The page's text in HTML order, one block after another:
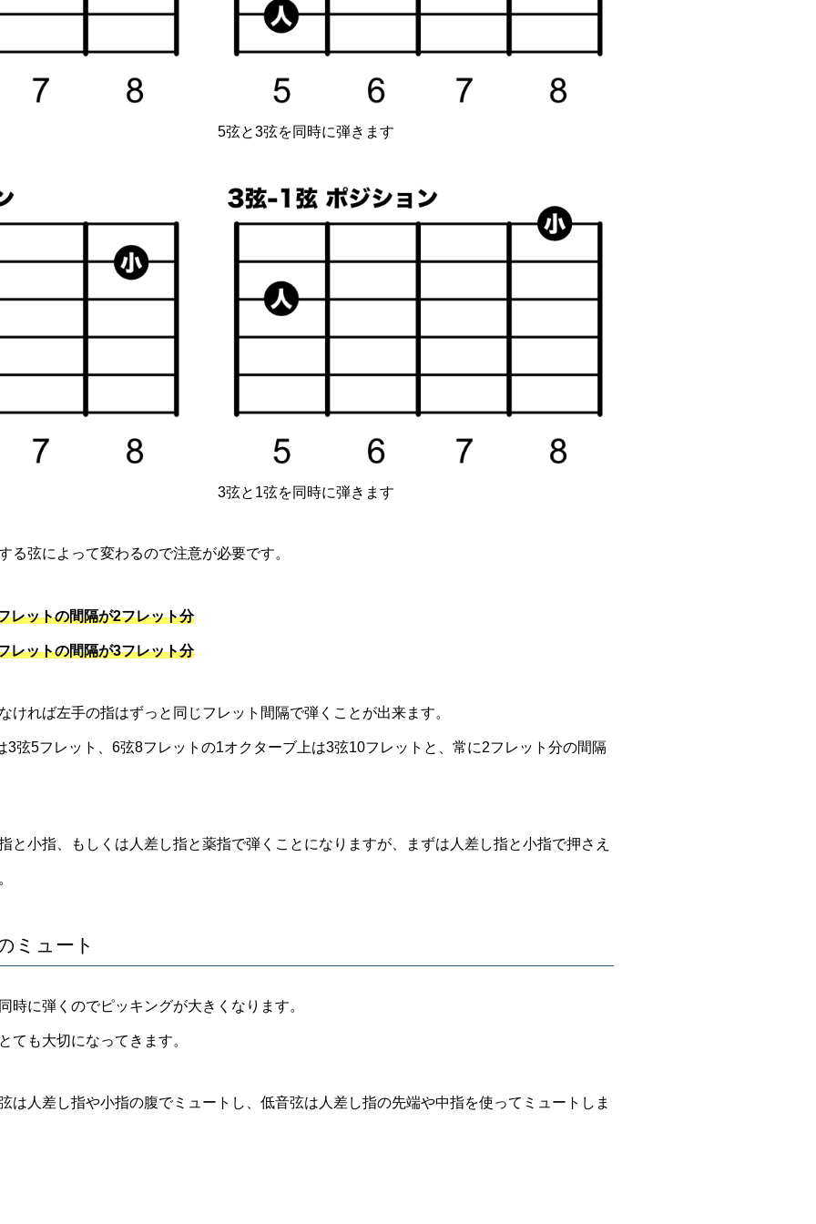
5弦と3弦を同時に弾きます
3弦と1弦を同時に弾きます
る弦によって変わるので注意が必要です。
レットの間隔が2フレット分
レットの間隔が3フレット分
ければ左手の指はずっと同じフレット間隔で弾くことが出来ます。
3弦5フレット、6弦8フレットの1オクターブ上は3弦10フレットと、常に2フレット分の間隔
と小指、もしくは人差し指と薬指で弾くことになりますが、まずは人差し指と小指で押さえ
ミュート
時に弾くのでピッキングが大きくなります。
ても大切になってきます。
は人差し指や小指の腹でミュートし、低音弦は人差し指の先端や中指を使ってミュートしま